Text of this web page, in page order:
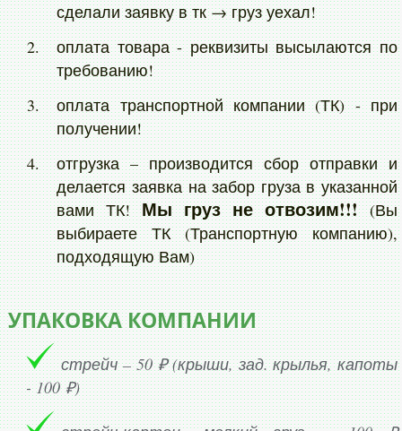
сделали заявку в тк → груз уехал!
оплата товара - реквизиты высылаются по
требованию!
оплата транспортной компании (ТК) - при
получении!
отгрузка – производится сбор отправки и
делается заявка на забор груза в указанной
вами ТК!Мы груз не отвозим!!!(Вы
выбираете ТК (Транспортную компанию),
подходящую Вам)
УПАКОВКА КОМПАНИИ
стрейч – 50 ₽ (крыши, зад. крылья, капоты
- 100 ₽)